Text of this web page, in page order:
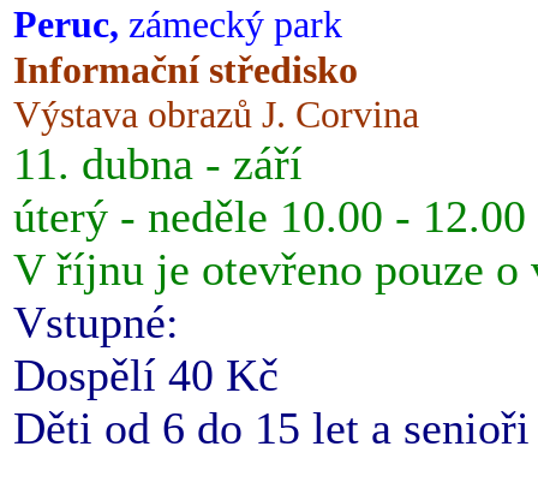
Peruc, zámecký park
Informační středisko
Výstava obrazů J. Corvina
11. dubna - září
úterý - neděle 10.00 -
V říjnu je otevřeno pouze o
Vstupné:
Dospělí 40 Kč
Děti od 6 do 15 let a